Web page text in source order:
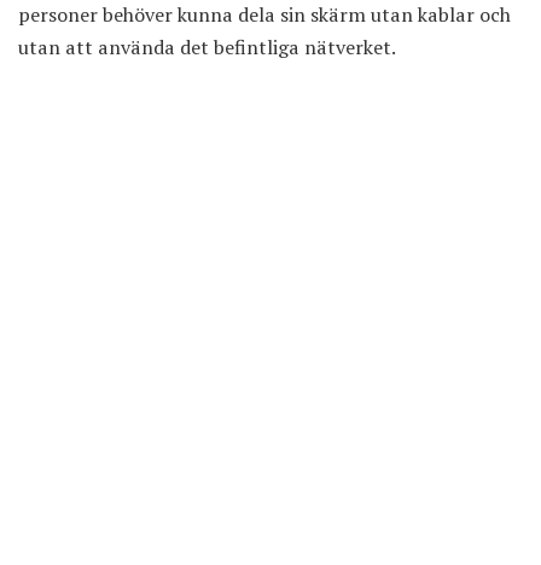
personer behöver kunna dela sin skärm utan kablar och
utan att använda det befintliga nätverket.